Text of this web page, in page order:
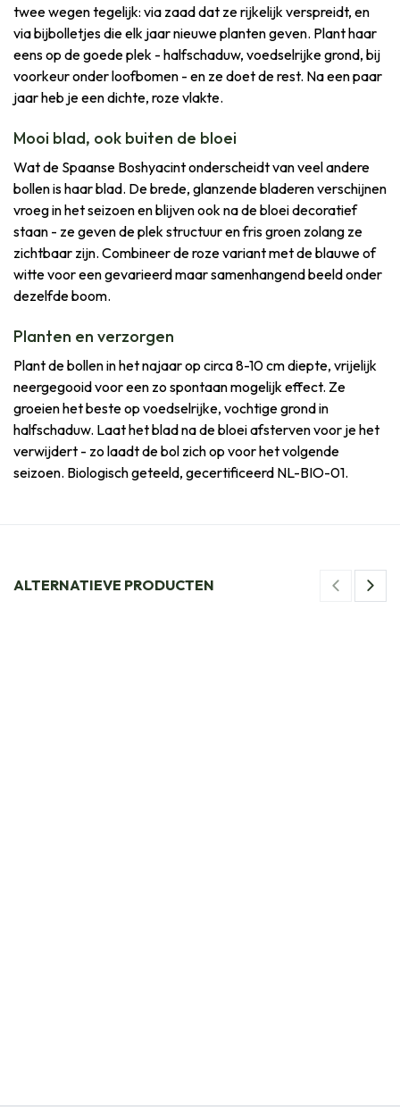
twee wegen tegelijk: via zaad dat ze rijkelijk verspreidt, en
via bijbolletjes die elk jaar nieuwe planten geven. Plant haar
eens op de goede plek - halfschaduw, voedselrijke grond, bij
voorkeur onder loofbomen - en ze doet de rest. Na een paar
jaar heb je een dichte, roze vlakte.
Mooi blad, ook buiten de bloei
Wat de Spaanse Boshyacint onderscheidt van veel andere
bollen is haar blad. De brede, glanzende bladeren verschijnen
vroeg in het seizoen en blijven ook na de bloei decoratief
staan - ze geven de plek structuur en fris groen zolang ze
zichtbaar zijn. Combineer de roze variant met de blauwe of
witte voor een gevarieerd maar samenhangend beeld onder
dezelfde boom.
Planten en verzorgen
Plant de bollen in het najaar op circa 8-10 cm diepte, vrijelijk
neergegooid voor een zo spontaan mogelijk effect. Ze
groeien het beste op voedselrijke, vochtige grond in
halfschaduw. Laat het blad na de bloei afsterven voor je het
verwijdert - zo laadt de bol zich op voor het volgende
seizoen. Biologisch geteeld, gecertificeerd NL-BIO-01.
ALTERNATIEVE PRODUCTEN